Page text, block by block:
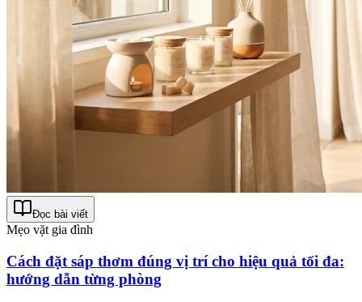
Đọc bài viết
Mẹo vặt gia đình
Cách đặt sáp thơm đúng vị trí cho hiệu quả tối đa:
hướng dẫn từng phòng